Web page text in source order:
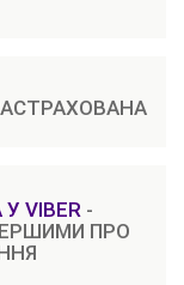
VIBER -
ПРО